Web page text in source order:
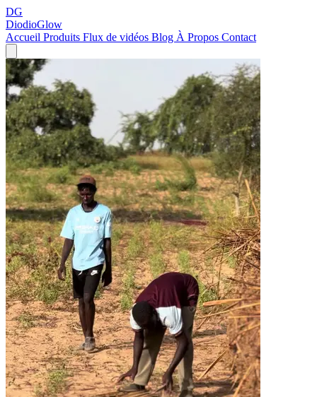
DG
DiodioGlow
Accueil Produits Flux de vidéos Blog À Propos Contact